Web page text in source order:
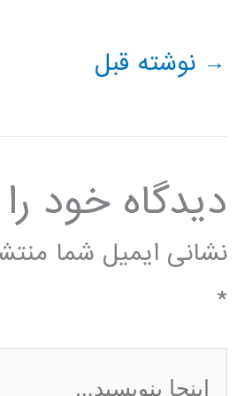
→ نوشته قبل
دیدگاه‌ خود
نشانی ایمیل شما
*
اینجا